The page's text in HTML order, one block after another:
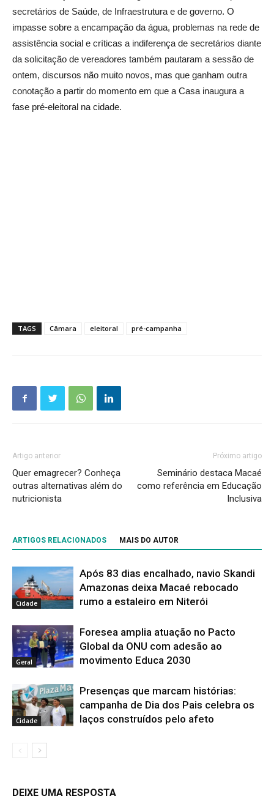
secretários de Saúde, de Infraestrutura e de governo. O
impasse sobre a encampação da água, problemas na rede de
assistência social e críticas a indiferença de secretários diante
da solicitação de vereadores também pautaram a sessão de
ontem, discursos não muito novos, mas que ganham outra
conotação a partir do momento em que a Casa inaugura a
fase pré-eleitoral na cidade.
TAGS Câmara eleitoral pré-campanha
Artigo anterior
Quer emagrecer? Conheça
outras alternativas além do
nutricionista
Próximo artigo
Seminário destaca Macaé
como referência em Educação
Inclusiva
ARTIGOS RELACIONADOS MAIS DO AUTOR
Cidade
Após 83 dias encalhado, navio Skandi
Amazonas deixa Macaé rebocado
rumo a estaleiro em Niterói
Geral
Foresea amplia atuação no Pacto
Global da ONU com adesão ao
movimento Educa 2030
Cidade
Presenças que marcam histórias:
campanha de Dia dos Pais celebra os
laços construídos pelo afeto
DEIXE UMA RESPOSTA